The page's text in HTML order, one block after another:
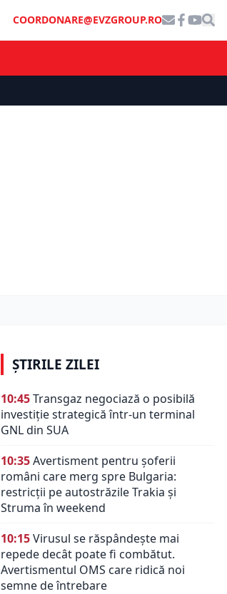
COORDONARE@EVZGROUP.RO
ȘTIRILE ZILEI
10:45Transgaz negociază o posibilă
investiție strategică într-un terminal
GNL din SUA
10:35Avertisment pentru șoferii
români care merg spre Bulgaria:
restricții pe autostrăzile Trakia și
Struma în weekend
10:15Virusul se răspândește mai
repede decât poate fi combătut.
Avertismentul OMS care ridică noi
semne de întrebare